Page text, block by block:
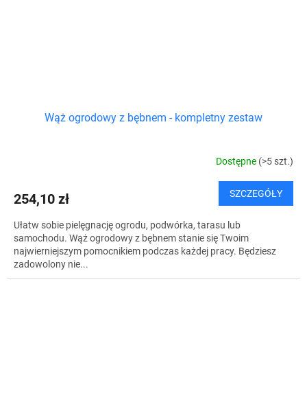
Wąż ogrodowy z bębnem - kompletny zestaw
Dostępne (>5 szt.)
254,10 zł SZCZEGÓŁY
Ułatw sobie pielęgnację ogrodu, podwórka, tarasu lub
samochodu. Wąż ogrodowy z bębnem stanie się Twoim
najwierniejszym pomocnikiem podczas każdej pracy. Będziesz
zadowolony nie...